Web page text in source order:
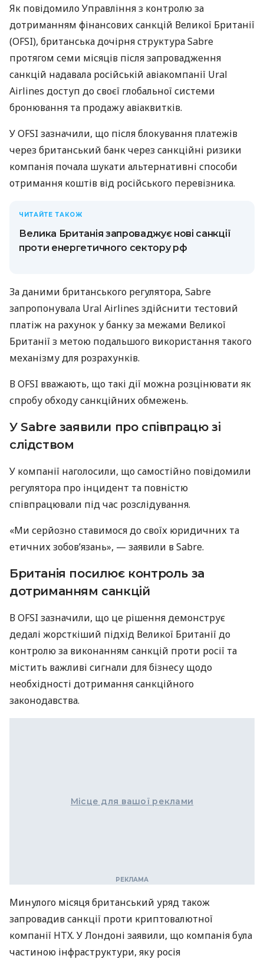
Як повідомило Управління з контролю за
дотриманням фінансових санкцій Великої Британії
(OFSI), британська дочірня структура Sabre
протягом семи місяців після запровадження
санкцій надавала російській авіакомпанії Ural
Airlines доступ до своєї глобальної системи
бронювання та продажу авіаквитків.
У OFSI зазначили, що після блокування платежів
через британський банк через санкційні ризики
компанія почала шукати альтернативні способи
отримання коштів від російського перевізника.
ЧИТАЙТЕ ТАКОЖ
Велика Британія запроваджує нові санкції
проти енергетичного сектору рф
За даними британського регулятора, Sabre
запропонувала Ural Airlines здійснити тестовий
платіж на рахунок у банку за межами Великої
Британії з метою подальшого використання такого
механізму для розрахунків.
В OFSI вважають, що такі дії можна розцінювати як
спробу обходу санкційних обмежень.
У Sabre заявили про співпрацю зі
слідством
У компанії наголосили, що самостійно повідомили
регулятора про інцидент та повністю
співпрацювали під час розслідування.
«Ми серйозно ставимося до своїх юридичних та
етичних зобов’язань», — заявили в Sabre.
Британія посилює контроль за
дотриманням санкцій
В OFSI зазначили, що це рішення демонструє
дедалі жорсткіший підхід Великої Британії до
контролю за виконанням санкцій проти росії та
містить важливі сигнали для бізнесу щодо
необхідності дотримання санкційного
законодавства.
Місце для вашої реклами
Минулого місяця британський уряд також
запровадив санкції проти криптовалютної
компанії HTX. У Лондоні заявили, що компанія була
частиною інфраструктури, яку росія